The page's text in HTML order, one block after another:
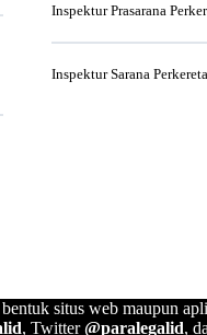
Inspektur Prasarana
Inspektur Sarana
situs web maupun
, Twitter@paralegalid,